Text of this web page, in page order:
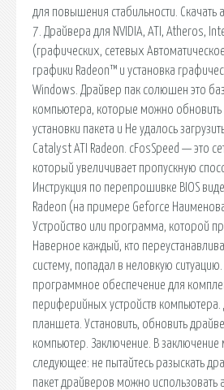
для повышения стабильности. Скачать
7. Драйвера для NVIDIA, ATI, Atheros,
(графических, сетевых
графики Radeon™ и установка
Windows. Драйвер пак солюшен это
компьютера, которые можно
установки пакета и Не удалось
Catalyst ATI Radeon. cFosSpeed — это
который увеличивает пропускную
Инструкция по перепрошивке BIOS
Radeon (на примере Geforce
Устройство или программа, которой
Наверное каждый, кто
систему, попадал в неловкую
программное обеспечение для
периферийных устройств компьютера.
планшета. Установить, обновить
компьютер. Заключение. В заключение
следующее: не пытайтесь разыскать
пакет драйверов можно использовать